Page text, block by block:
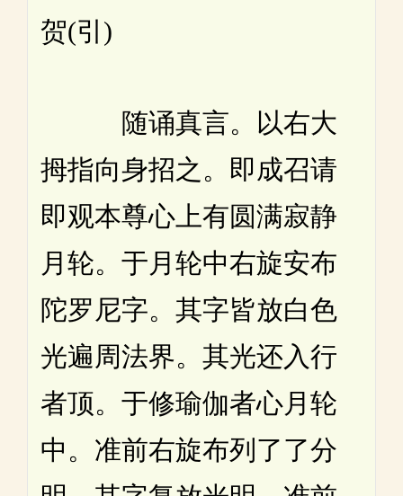
贺(引)
随诵真言。以右大
拇指向身招之。即成召请
即观本尊心上有圆满寂静
月轮。于月轮中右旋安布
陀罗尼字。其字皆放白色
光遍周法界。其光还入行
者顶。于修瑜伽者心月轮
中。准前右旋布列了了分